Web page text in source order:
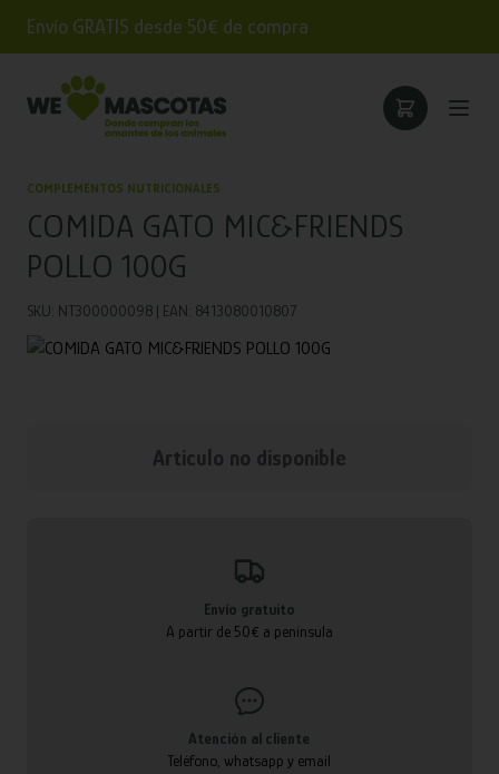
Envío GRATIS desde 50€ de compra
COMPLEMENTOS NUTRICIONALES
COMIDA GATO MIC&FRIENDS
POLLO 100G
SKU: NT300000098 | EAN: 8413080010807
Articulo no disponible
Envío gratuito
A partir de 50€ a península
Atención al cliente
Teléfono, whatsapp y email